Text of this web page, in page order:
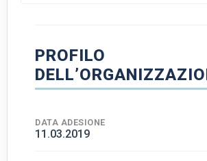
PROFILO
DATA ADESIONE
11.03.2019